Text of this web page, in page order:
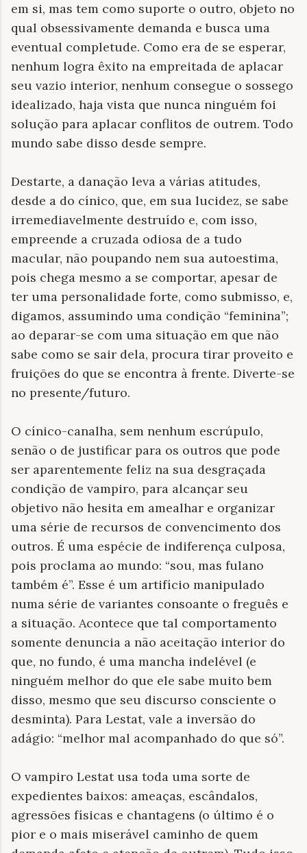
em si, mas tem como suporte o outro, objeto no
qual obsessivamente demanda e busca uma
eventual completude. Como era de se esperar,
nenhum logra êxito na empreitada de aplacar
seu vazio interior, nenhum consegue o sossego
idealizado, haja vista que nunca ninguém foi
solução para aplacar conflitos de outrem. Todo
mundo sabe disso desde sempre.
Destarte, a danação leva a várias atitudes,
desde a do cínico, que, em sua lucidez, se sabe
irremediavelmente destruído e, com isso,
empreende a cruzada odiosa de a tudo
macular, não poupando nem sua autoestima,
pois chega mesmo a se comportar, apesar de
ter uma personalidade forte, como submisso, e,
digamos, assumindo uma condição “feminina”;
ao deparar-se com uma situação em que não
sabe como se sair dela, procura tirar proveito e
fruições do que se encontra à frente. Diverte-se
no presente/futuro.
O cínico-canalha, sem nenhum escrúpulo,
senão o de justificar para os outros que pode
ser aparentemente feliz na sua desgraçada
condição de vampiro, para alcançar seu
objetivo não hesita em amealhar e organizar
uma série de recursos de convencimento dos
outros. É uma espécie de indiferença culposa,
pois proclama ao mundo: “sou, mas fulano
também é”. Esse é um artifício manipulado
numa série de variantes consoante o freguês e
a situação. Acontece que tal comportamento
somente denuncia a não aceitação interior do
que, no fundo, é uma mancha indelével (e
ninguém melhor do que ele sabe muito bem
disso, mesmo que seu discurso consciente o
desminta). Para Lestat, vale a inversão do
adágio: “melhor mal acompanhado do que só”.
O vampiro Lestat usa toda uma sorte de
expedientes baixos: ameaças, escândalos,
agressões físicas e chantagens (o último é o
pior e o mais miserável caminho de quem